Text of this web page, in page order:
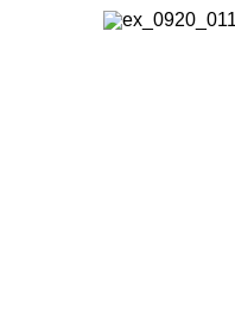
DESAPARECERÁ EN 2016